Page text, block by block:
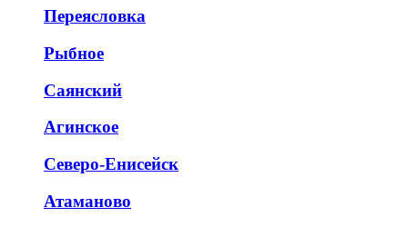
Переясловка
Рыбное
Саянский
Агинское
Северо-Енисейск
Атаманово